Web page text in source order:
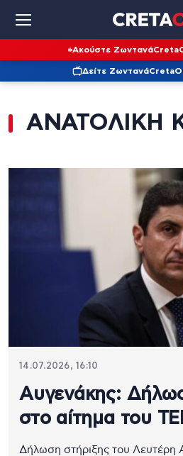
Ακούστε Ζωντανά
Δείτε Ζωντανά
ΑΝΑΤΟΛΙΚΗ
14.07.2026, 16:10
Αυγενάκης:
στο αίτημα του
Δήλωση στήριξης του Λευτέρη